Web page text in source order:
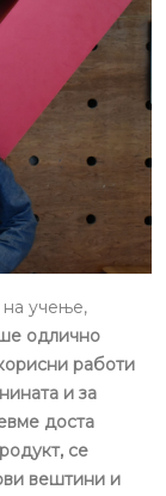
на учење,
одлично
работи
и за
доста
се
вештини и